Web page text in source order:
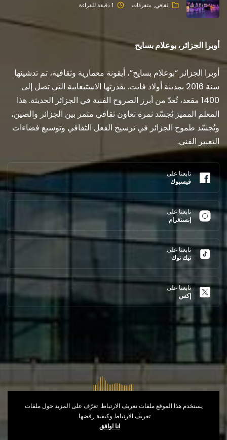
ثقافي متفرقات 1 دقيقة للقراءة
أوبرا الجزائر، بوعلام بسايح
أوبرا الجزائر “بوعلام بسايح”، أيقونة معمارية وثقافية، تم تدشينها
سنة 2016 بمدينة أولاد فايت. بقدرتها الاستيعابية التي تصل إلى
1400 مقعد، تُعدّ من أبرز الصروح الفنية في الجزائر الحديثة. هذا
المعلم المميز يُجسّد ثمرة تعاون ثقافي مثمر بين الجزائر والصين،
ويُجسّد طموح الجزائر في ترسيخ الفعل الثقافي وتوسيع فضاءات
التعبير الفني.
تابعنا على
فيسبوك
تابعنا على
إنستغرام
تابعنا على
تيك توك
تابعنا على
إكس
حقوق النشر © 2026 Opéra d'Alger
يستخدم هذا الموقع ملفات تعريف الارتباط. تعرّف على المزيد حول ملفات
تعريف الارتباط وكيفية رفضها.
انا اوافق